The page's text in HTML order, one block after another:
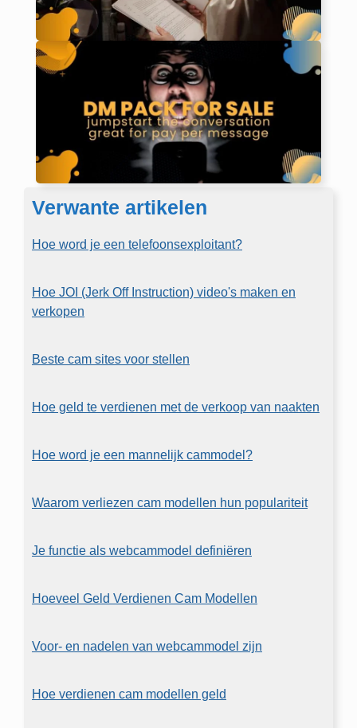
Verwante artikelen
Hoe word je een telefoonsexploitant?
Hoe JOI (Jerk Off Instruction) video's maken en
verkopen
Beste cam sites voor stellen
Hoe geld te verdienen met de verkoop van naakten
Hoe word je een mannelijk cammodel?
Waarom verliezen cam modellen hun populariteit
Je functie als webcammodel definiëren
Hoeveel Geld Verdienen Cam Modellen
Voor- en nadelen van webcammodel zijn
Hoe verdienen cam modellen geld